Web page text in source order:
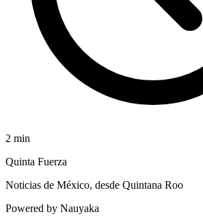
2 min
Quinta Fuerza
Noticias de México, desde Quintana Roo
Powered by Nauyaka